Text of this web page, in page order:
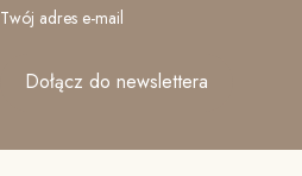
Twój adres e-mail
Dołącz do newslettera